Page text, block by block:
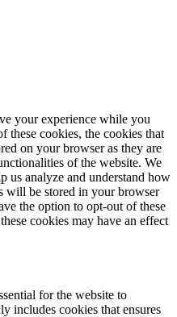
your experience while you
these cookies, the cookies that
on your browser as they are
of the website. We
us analyze and understand how
will be stored in your browser
the option to opt-out of these
cookies may have an effect
for the website to
includes cookies that ensures